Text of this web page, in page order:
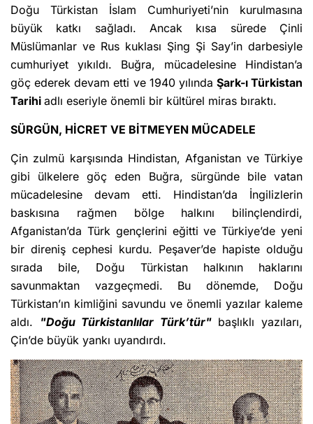
Doğu Türkistan İslam Cumhuriyeti’nin kurulmasına
büyük katkı sağladı. Ancak kısa sürede Çinli
Müslümanlar ve Rus kuklası Şing Şi Say’in darbesiyle
cumhuriyet yıkıldı. Buğra, mücadelesine Hindistan’a
göç ederek devam etti ve 1940 yılında Şark-ı Türkistan
Tarihi adlı eseriyle önemli bir kültürel miras bıraktı.
SÜRGÜN, HİCRET VE BİTMEYEN MÜCADELE
Çin zulmü karşısında Hindistan, Afganistan ve Türkiye
gibi ülkelere göç eden Buğra, sürgünde bile vatan
mücadelesine devam etti. Hindistan’da İngilizlerin
baskısına rağmen bölge halkını bilinçlendirdi,
Afganistan’da Türk gençlerini eğitti ve Türkiye’de yeni
bir direniş cephesi kurdu. Peşaver’de hapiste olduğu
sırada bile, Doğu Türkistan halkının haklarını
savunmaktan vazgeçmedi. Bu dönemde, Doğu
Türkistan’ın kimliğini savundu ve önemli yazılar kaleme
aldı.
"Doğu Türkistanlılar Türk’tür"başlıklı yazıları,
Çin’de büyük yankı uyandırdı.